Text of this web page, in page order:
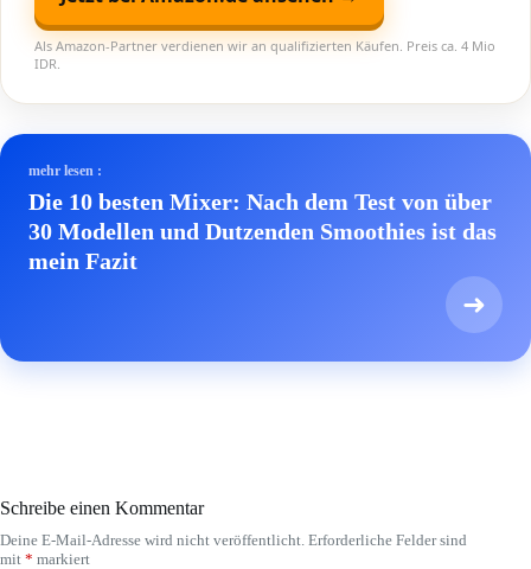
Als Amazon-Partner verdienen wir an qualifizierten Käufen. Preis ca. 4 Mio
IDR.
mehr lesen :
Die 10 besten Mixer: Nach dem Test von über
30 Modellen und Dutzenden Smoothies ist das
mein Fazit
➜
Schreibe einen Kommentar
Deine E-Mail-Adresse wird nicht veröffentlicht. Erforderliche Felder sind
mit * markiert